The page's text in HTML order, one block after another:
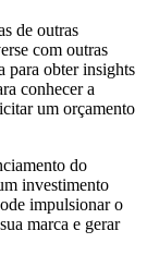
de outras
com outras
para obter insights
conhecer a
um orçamento
do
investimento
impulsionar o
marca e gerar